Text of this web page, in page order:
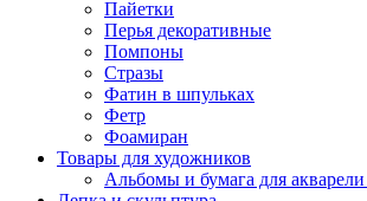
Пайетки
Перья декоративные
Помпоны
Стразы
Фатин в шпульках
Фетр
Фоамиран
Товары для художников
Альбомы и бумага для